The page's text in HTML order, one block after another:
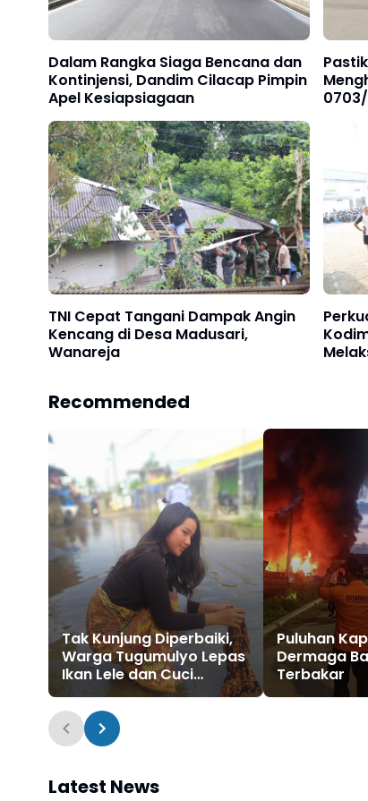
Dalam Rangka Siaga Bencana dan
Kontinjensi, Dandim Cilacap Pimpin
Apel Kesiapsiagaan
TNI Cepat Tangani Dampak Angin
Kencang di Desa Madusari,
Wanareja
Recommended
Tak Kunjung Diperbaiki,
Warga Tugumulyo Lepas
Ikan Lele dan Cuci
Pakaian di Genangan Air
Puluhan
Dermaga
Terbakar
Latest News